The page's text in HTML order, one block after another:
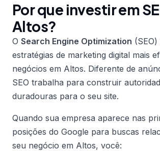
Por que investir em
Altos?
O Search Engine Optimization
estratégias de marketing digital mais
negócios em Altos. Diferente de
SEO trabalha para construir
duradouras para o seu site.
Quando sua empresa aparece nas
posições do Google para buscas
seu negócio em Altos, você: